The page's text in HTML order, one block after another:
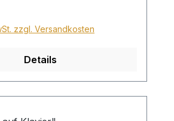
berechnet. Für den
beträgt der
30€.
zzgl. Versandkosten
Details